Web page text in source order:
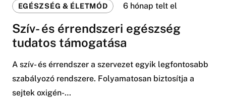
EGÉSZSÉG & ÉLETMÓD 6 hónap telt el
Szív- és érrendszeri egészség
tudatos támogatása
A szív- és érrendszer a szervezet egyik legfontosabb
szabályozó rendszere. Folyamatosan biztosítja a
sejtek oxigén-…